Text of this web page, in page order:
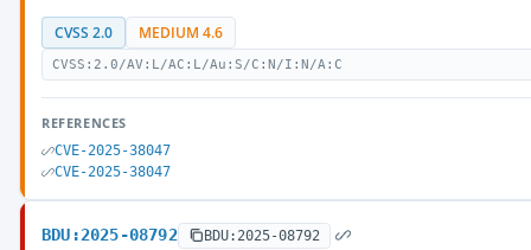
CVSS 2.0 MEDIUM 4.6
CVSS:2.0/AV:L/AC:L/Au:S/C:N/I:N/A:C
REFERENCES
CVE-2025-38047
CVE-2025-38047
BDU:2025-08792 BDU:2025-08792